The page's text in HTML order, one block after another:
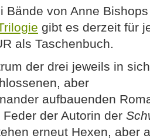
Bände von Anne
gibt es derzeit für
als Taschenbuch.
der drei jeweils in sich
aber
aufbauenden
Feder der Autorin der
erneut Hexen, aber